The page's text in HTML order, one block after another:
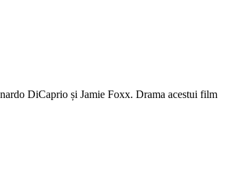
DiCaprio și Jamie Foxx. Drama acestui film